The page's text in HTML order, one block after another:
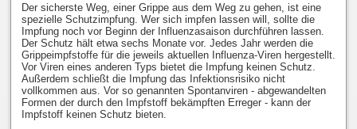
Der sicherste Weg, einer Grippe aus dem Weg zu gehen, ist eine
spezielle Schutzimpfung. Wer sich impfen lassen will, sollte die
Impfung noch vor Beginn der Influenzasaison durchführen lassen.
Der Schutz hält etwa sechs Monate vor. Jedes Jahr werden die
Grippeimpfstoffe für die jeweils aktuellen Influenza-Viren hergestellt.
Vor Viren eines anderen Typs bietet die Impfung keinen Schutz.
Außerdem schließt die Impfung das Infektionsrisiko nicht
vollkommen aus. Vor so genannten Spontanviren - abgewandelten
Formen der durch den Impfstoff bekämpften Erreger - kann der
Impfstoff keinen Schutz bieten.